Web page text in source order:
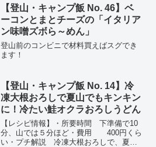
【登山・キャンプ飯 No. 46】ベ
ーコンとまとチーズの「イタリア
ン味噌ズボら～めん」
登山前のコンビニで材料買えばスグでき
ます！
【登山・キャンプ飯 No. 14】冷
凍大根おろしで夏山でもキンキン
に！冷たい鮭オクラおろしうどん
【レシピ情報】・所要時間 下準備で10
分、山では５分ほど・費用 400円くら
い・プチ解説 冷凍大根おろしで、夏山